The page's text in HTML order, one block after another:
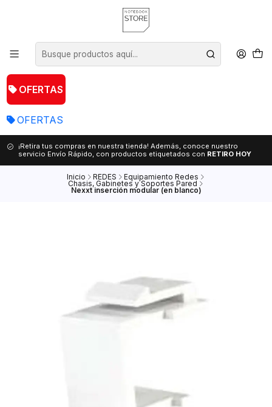
OFERTAS
OFERTAS
¡Retira tus compras en nuestra tienda! Además, conoce nuestro
servicio Envío Rápido, con productos etiquetados con RETIRO HOY
Inicio REDES Equipamiento Redes
Chasis, Gabinetes y Soportes Pared
Nexxt inserción modular (en blanco)